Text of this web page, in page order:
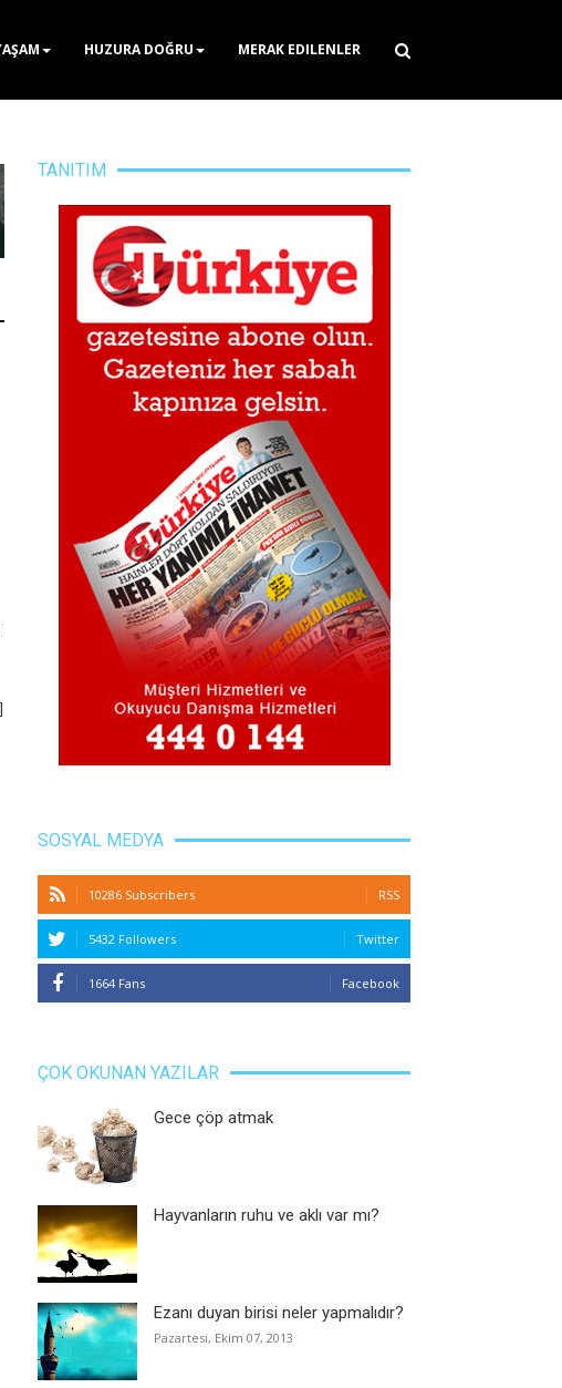
HUZURA DOĞRU MERAK EDILENLER
TANITIM
SOSYAL MEDYA
10286 Subscribers RSS
5432 Followers Twitter
1664 Fans Facebook
ÇOK OKUNAN YAZILAR
Gece çöp atmak
Hayvanların ruhu ve aklı var mı?
Ezanı duyan birisi neler yapmalıdır?
Pazartesi, Ekim 07, 2013